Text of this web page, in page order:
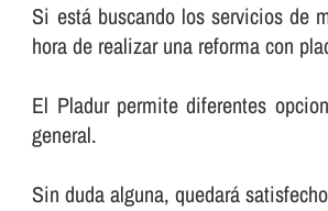
Si está buscando los servicios de
hora de realizar una reforma con
El Pladur permite diferentes
general.
Sin duda alguna, quedará